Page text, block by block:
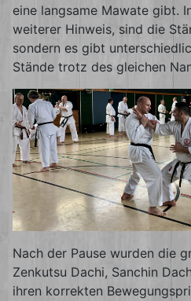
eine langsame Mawate gibt.
weiterer Hinweis, sind die
sondern es gibt
Stände trotz des gleichen
Nach der Pause wurden die
Zenkutsu Dachi, Sanchin
ihren korrekten